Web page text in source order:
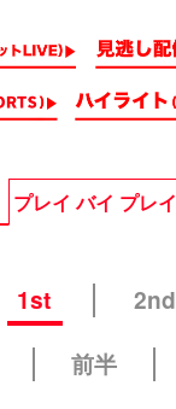
プレイ バイ プレイ
1st 2nd
前半